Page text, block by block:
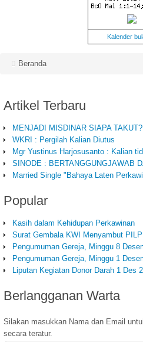
Kalender
Beranda
Artikel Terbaru
MENJADI MISDINAR SIAPA TAKUT?
WKRI : Pergilah Kalian Diutus
Mgr Yustinus Harjosusanto : Kalian
SINODE : BERTANGGUNGJAWAB
Married Single "Bahaya Laten
Popular
Kasih dalam Kehidupan Perkawinan
Surat Gembala KWI Menyambut
Pengumuman Gereja, Minggu 8
Pengumuman Gereja, Minggu 1
Liputan Kegiatan Donor Darah 1 Des
Berlangganan Warta
Silakan masukkan Nama dan Email
secara teratur.